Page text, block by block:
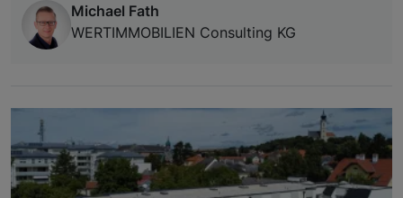
Michael Fath
WERTIMMOBILIEN Consulting KG